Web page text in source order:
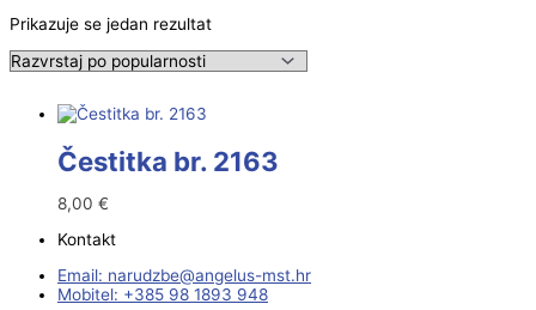
Prikazuje se jedan rezultat
Čestitka br. 2163
8,00 €
Kontakt
Email:
rh.tsm-sulegna
@ebzduran
Mobitel: +385 98 1893 948